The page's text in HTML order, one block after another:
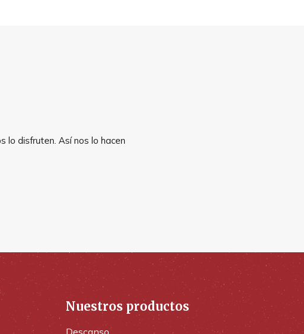
lo disfruten. Así nos lo hacen
Nuestros productos
Descanso